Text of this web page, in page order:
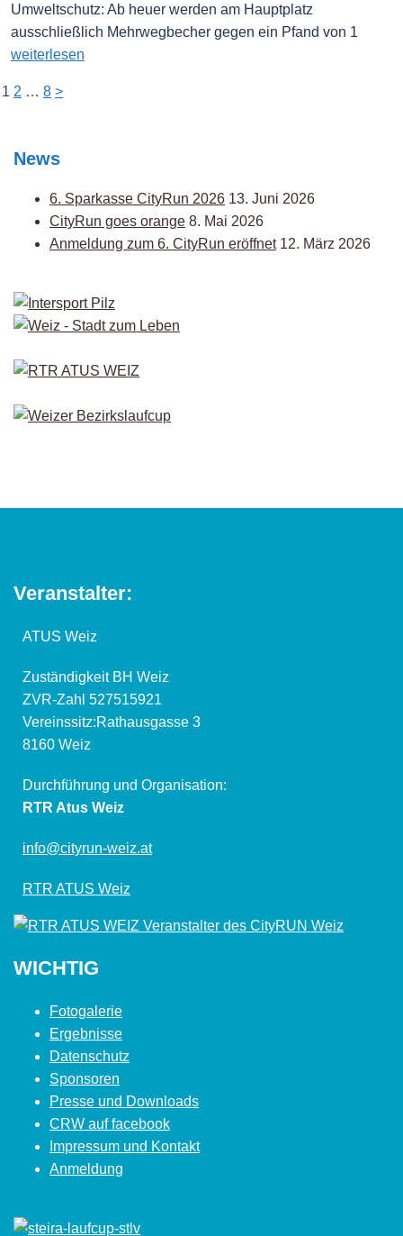
Umweltschutz: Ab heuer werden am Hauptplatz
ausschließlich Mehrwegbecher gegen ein Pfand von 1
weiterlesen
Seitennummerierung
1 2 … 8 >
News
6. Sparkasse CityRun 2026 13. Juni 2026
CityRun goes orange 8. Mai 2026
Anmeldung zum 6. CityRun eröffnet 12. März 2026
Veranstalter:
ATUS Weiz
Zuständigkeit BH Weiz
ZVR-Zahl 527515921
Vereinssitz:Rathausgasse 3
8160 Weiz
Durchführung und Organisation:
RTR Atus Weiz
info@cityrun-weiz.at
RTR ATUS Weiz
WICHTIG
Fotogalerie
Ergebnisse
Datenschutz
Sponsoren
Presse und Downloads
CRW auf facebook
Impressum und Kontakt
Anmeldung